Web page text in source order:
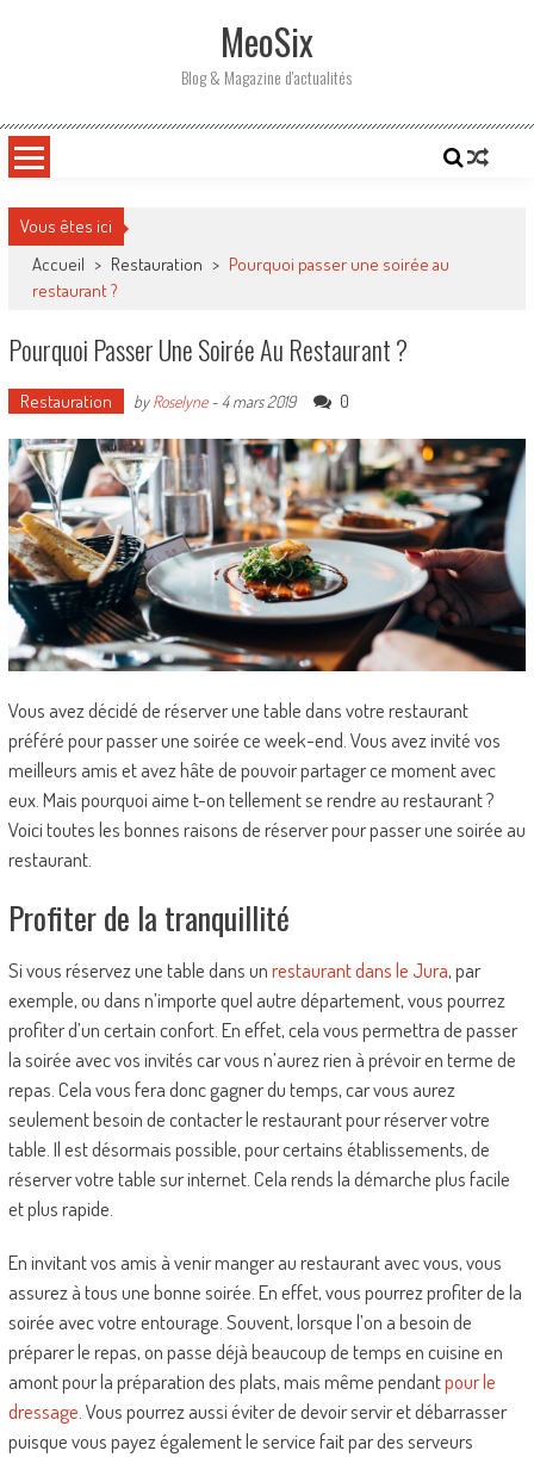
MeoSix
Blog & Magazine d'actualités
Vous êtes ici
Accueil > Restauration > Pourquoi passer une soirée au
restaurant ?
Pourquoi Passer Une Soirée Au Restaurant ?
Restauration byRoselyne- 4 mars 2019 0
Vous avez décidé de réserver une table dans votre restaurant
préféré pour passer une soirée ce week-end. Vous avez invité vos
meilleurs amis et avez hâte de pouvoir partager ce moment avec
eux. Mais pourquoi aime t-on tellement se rendre au restaurant ?
Voici toutes les bonnes raisons de réserver pour passer une soirée au
restaurant.
Profiter de la tranquillité
Si vous réservez une table dans unrestaurant dans le Jura, par
exemple, ou dans n’importe quel autre département, vous pourrez
profiter d’un certain confort. En effet, cela vous permettra de passer
la soirée avec vos invités car vous n’aurez rien à prévoir en terme de
repas. Cela vous fera donc gagner du temps, car vous aurez
seulement besoin de contacter le restaurant pour réserver votre
table. Il est désormais possible, pour certains établissements, de
réserver votre table sur internet. Cela rends la démarche plus facile
et plus rapide.
En invitant vos amis à venir manger au restaurant avec vous, vous
assurez à tous une bonne soirée. En effet, vous pourrez profiter de la
soirée avec votre entourage. Souvent, lorsque l’on a besoin de
préparer le repas, on passe déjà beaucoup de temps en cuisine en
amont pour la préparation des plats, mais même pendantpour le
dressage. Vous pourrez aussi éviter de devoir servir et débarrasser
puisque vous payez également le service fait par des serveurs